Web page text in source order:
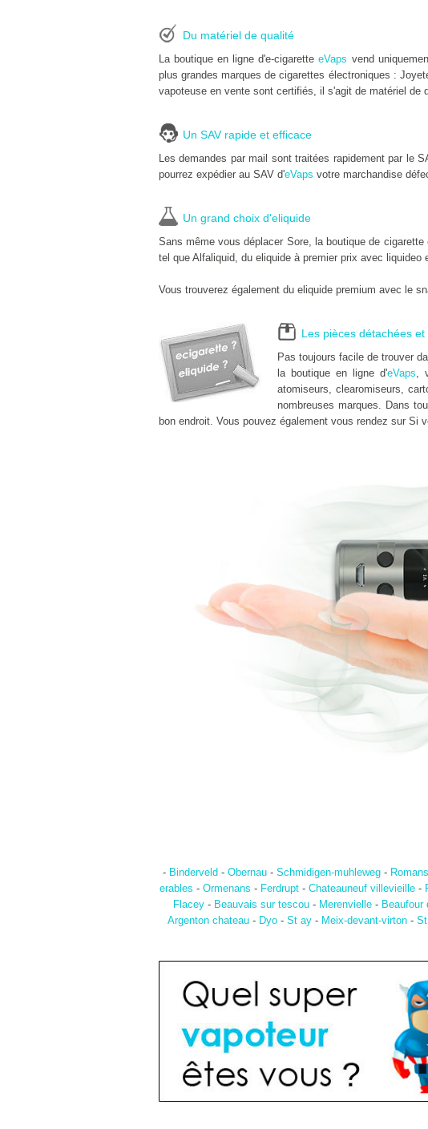
Du matériel de qualité
La boutique en ligne d'e-cigaretteeVaps vend
plus grandes marques de cigarettes électroniques :
vapoteuse en vente sont certifiés, il s'agit de matériel de
Un SAV rapide et efficace
Les demandes par mail sont traitées rapidement par le
pourrez expédier au SAV d'eVaps votre marchandise
Un grand choix d'eliquide
Sans même vous déplacer Sore, la boutique de
tel que Alfaliquid, du eliquide à premier prix avec liquideo
Vous trouverez également du eliquide premium avec le
Les pièces détachées
Pas toujours facile de trouver
la boutique en ligne d'eVaps,
atomiseurs, clearomiseurs,
nombreuses marques. Dans
bon endroit. Vous pouvez également vous rendez sur Si
- Binderveld - Obernau - Schmidigen-muhleweg -
erables - Ormenans - Ferdrupt- Chateauneuf villevieille-
Flacey- Beauvais sur tescou- Merenvielle- Beaufour
Argenton chateau - Dyo - St ay - Meix-devant-virton -